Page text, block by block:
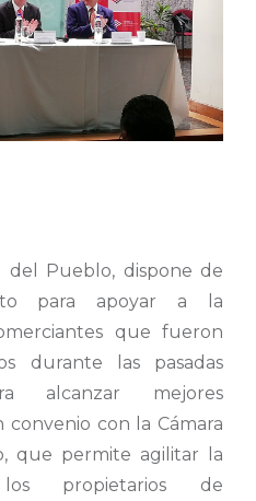
del Pueblo, dispone de
para apoyar a la
que fueron
durante las pasadas
alcanzar mejores
con la Cámara
que permite agilitar la
propietarios de